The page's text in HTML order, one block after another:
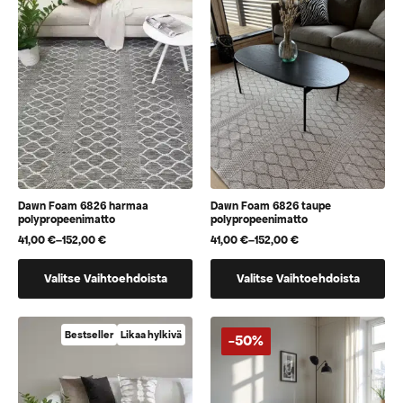
Dawn Foam 6826 harmaa
polypropeenimatto
41,00€–152,00€
Hintaluokka:
41,00 €
152,00 €
Valitse Vaihtoehdoista
useampi
muunnelma.
tehdä
Dawn Foam 6826 taupe
polypropeenimatto
41,00€–152,00€
Hintaluokka:
41,00 €
152,00 €
Valitse Vaihtoehdoista
useampi
muunnelma.
tehdä
Bestseller Likaa hylkivä -50%